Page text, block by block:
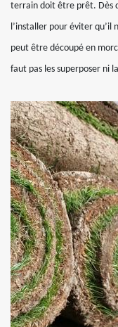
terrain doit être prêt. Dès
l’installer pour éviter qu’il
peut être découpé en
faut pas les superposer ni